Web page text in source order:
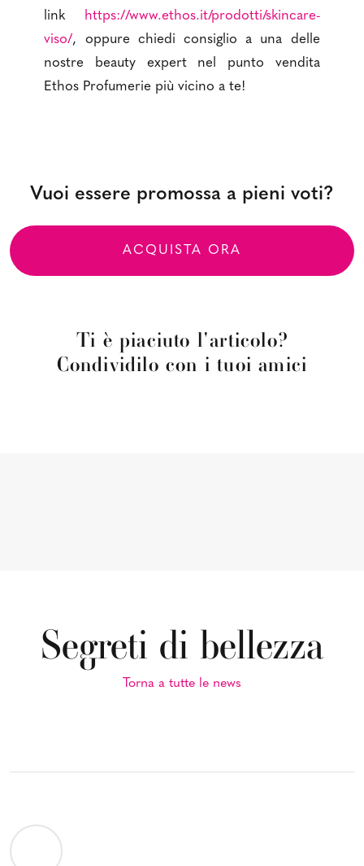
link
https://www.ethos.it/prodotti/skincare-
viso/, oppure chiedi consiglio a una delle
nostre beauty expert nel punto vendita
Ethos Profumerie più vicino a te!
Vuoi essere promossa a pieni voti?
ACQUISTA ORA
Ti è piaciuto l'articolo?
Condividilo con i tuoi amici
Segreti di bellezza
Torna a tutte le news